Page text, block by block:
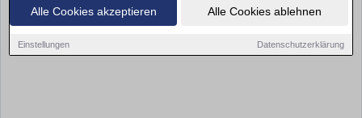
Alle Cookies akzeptieren Alle Cookies ablehnen
Einstellungen Datenschutzerklärung